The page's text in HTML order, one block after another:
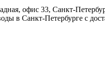
офис 33, Санкт-
в Санкт-Петербурге с